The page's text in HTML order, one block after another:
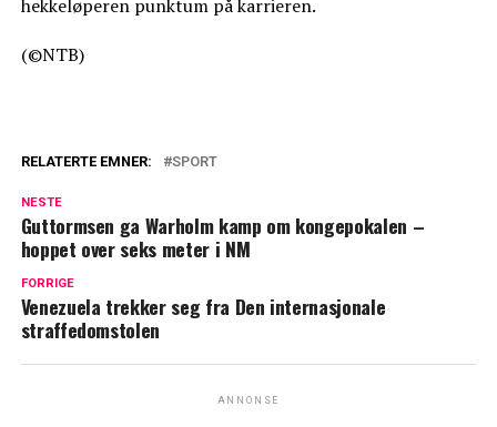
hekkeløperen punktum på karrieren.
(©NTB)
RELATERTE EMNER: SPORT
NESTE
Guttormsen ga Warholm kamp om kongepokalen –
hoppet over seks meter i NM
FORRIGE
Venezuela trekker seg fra Den internasjonale
straffedomstolen
ANNONSE